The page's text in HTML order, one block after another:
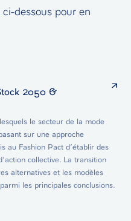
dessous pour en
2050 &
le secteur de la mode
sur une approche
au Fashion Pact d’établir des
collective. La transition
alternatives et les modèles
les principales conclusions.